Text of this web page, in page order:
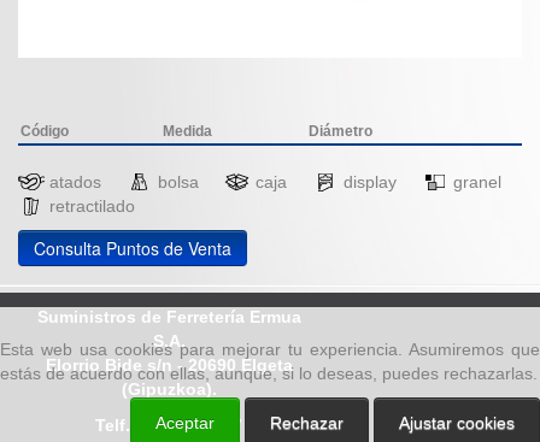
Código Medida Diámetro
atados bolsa caja display
granel
retractilado
Consulta Puntos de Venta
Suministros de Ferretería Ermua
S.A.
Elorrio Bide s/n - 20690 Elgeta
(Gipuzkoa).
Telf.: 943 78 80 17
Esta web usa cookies para mejorar tu experiencia. Asumiremos que
estás de acuerdo con ellas, aunque, si lo deseas, puedes rechazarlas.
Aceptar Rechazar Ajustar cookies